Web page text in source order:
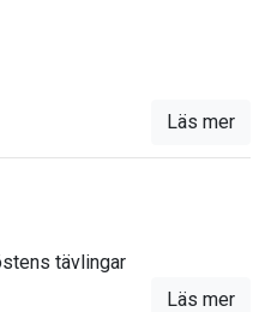
Läs mer
tävlingar
Läs mer